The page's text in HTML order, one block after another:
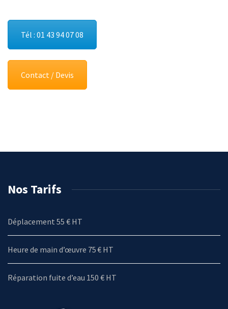
Tél : 01 43 94 07 08
Contact / Devis
Nos Tarifs
Déplacement 55 € HT
Heure de main d’œuvre 75 € HT
Réparation fuite d’eau 150 € HT